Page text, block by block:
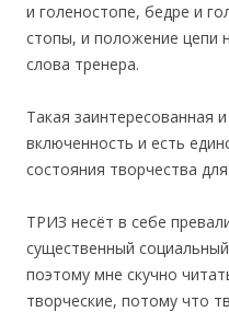
и голеностопе, бедре и
стопы, и положение цепи
слова тренера.
Такая заинтересованная
включенность и есть
состояния творчества
ТРИЗ несёт в себе
существенный
поэтому мне скучно
творческие, потому что